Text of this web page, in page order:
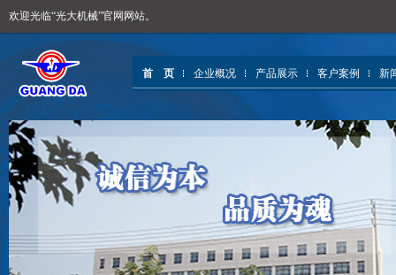
欢迎光临“光大机械”官网网站。
首 页 企业概况 产品展示 客户案例 新